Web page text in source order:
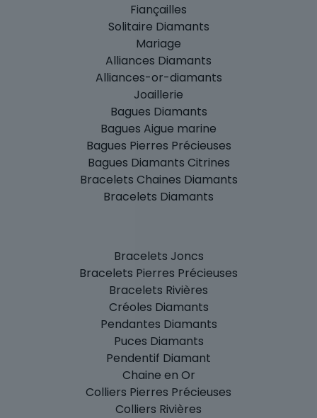
Fiançailles
Solitaire Diamants
Mariage
Alliances Diamants
Alliances-or-diamants
Joaillerie
Bagues Diamants
Bagues Aigue marine
Bagues Pierres Précieuses
Bagues Diamants Citrines
Bracelets Chaines Diamants
Bracelets Diamants
Bracelets Joncs
Bracelets Pierres Précieuses
Bracelets Rivières
Créoles Diamants
Pendantes Diamants
Puces Diamants
Pendentif Diamant
Chaine en Or
Colliers Pierres Précieuses
Colliers Rivières